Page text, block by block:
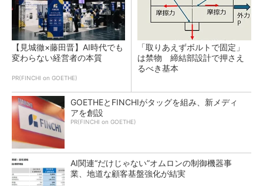
【見城徹×藤田晋】AI時代でも
変わらない経営者の本質
PR(FINCHI on GOETHE)
「取りあえずボルトで固定」
は禁物 締結部設計で押さえ
るべき基本
GOETHEとFINCHIがタッグを組み、新メディ
アを創設
PR(FINCHI on GOETHE)
AI関連“だけじゃない”オムロンの制御機器事
業、地道な顧客基盤強化が結実